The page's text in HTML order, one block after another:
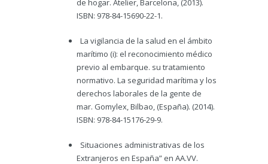
de hogar. Atelier, Barcelona, (2013).
ISBN: 978-84-15690-22-1.
La vigilancia de la salud en el ámbito
marítimo (i): el reconocimiento médico
previo al embarque. su tratamiento
normativo. La seguridad marítima y los
derechos laborales de la gente de
mar. Gomylex, Bilbao, (España). (2014).
ISBN: 978-84-15176-29-9.
Situaciones administrativas de los
Extranjeros en España” en AA.VV.